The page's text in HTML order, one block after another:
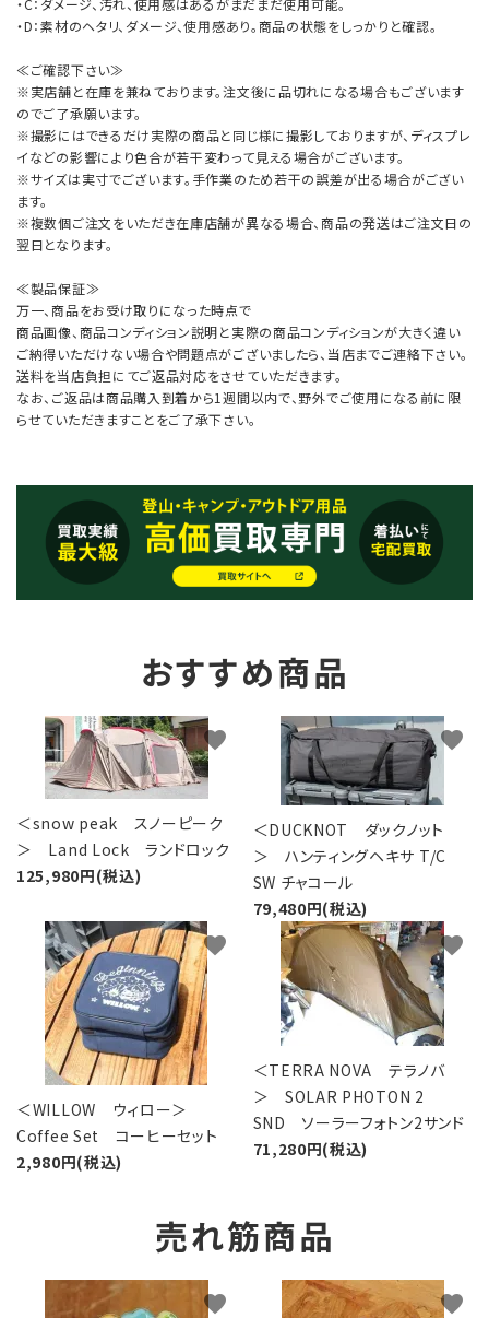
・C：ダメージ、汚れ、使用感はあるがまだまだ使用可能。
・D：素材のヘタリ、ダメージ、使用感あり。商品の状態をしっかりと確認。
≪ご確認下さい≫
※実店舗と在庫を兼ねております。注文後に品切れになる場合もございます
のでご了承願います。
※撮影にはできるだけ実際の商品と同じ様に撮影しておりますが、ディスプレ
イなどの影響により色合が若干変わって見える場合がございます。
※サイズは実寸でございます。手作業のため若干の誤差が出る場合がござい
ます。
※複数個ご注文をいただき在庫店舗が異なる場合、商品の発送はご注文日の
翌日となります。
≪製品保証≫
万一、商品をお受け取りになった時点で
商品画像、商品コンディション説明と実際の商品コンディションが大きく違い
ご納得いただけない場合や問題点がございましたら、当店までご連絡下さい。
送料を当店負担にてご返品対応をさせていただきます。
なお、ご返品は商品購入到着から1週間以内で、野外でご使用になる前に限
らせていただきますことをご了承下さい。
おすすめ商品
＜snow peak スノーピーク
＞ Land Lock ランドロック
125,980円(税込)
favorite
＜DUCKNOT ダックノット
＞ ハンティングヘキサ T/C
SW チャコール
79,480円(税込)
favorite
＜WILLOW ウィロー＞
Coffee Set コーヒーセット
2,980円(税込)
favorite
＜TERRA NOVA テラノバ
＞ SOLAR PHOTON 2
SND ソーラーフォトン2サンド
71,280円(税込)
favorite
売れ筋商品
favorite favorite